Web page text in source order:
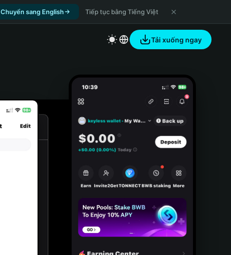
Chuyển sang English Tiếp tục bằng Tiếng Việt
Tải xuống ngay